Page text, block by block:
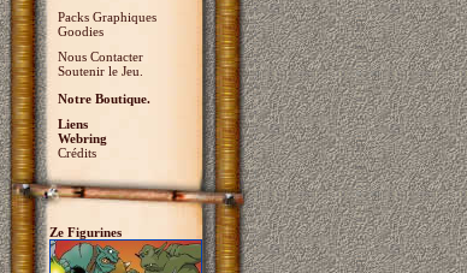
Packs Graphiques
Goodies
Nous Contacter
Soutenir le Jeu.
Notre Boutique.
Liens
Webring
Crédits
Ze Figurines